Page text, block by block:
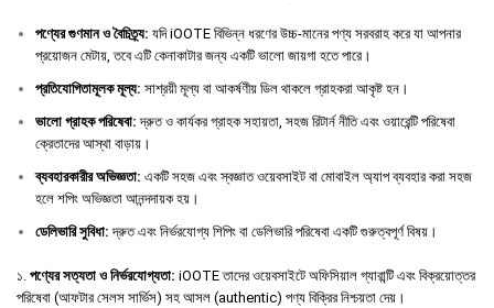
পণ্যের গুণমান ও বৈচিত্র্য: যদি iOOTE বিভিন্ন ধরণের উচ্চ-মানের পণ্য সরবরাহ করে যা আপনার
প্রয়োজন মেটায়, তবে এটি কেনাকাটার জন্য একটি ভালো জায়গা হতে পারে।
প্রতিযোগিতামূলক মূল্য: সাশ্রয়ী মূল্য বা আকর্ষণীয় ডিল থাকলে গ্রাহকরা আকৃষ্ট হন।
ভালো গ্রাহক পরিষেবা: দ্রুত ও কার্যকর গ্রাহক সহায়তা, সহজ রিটার্ন নীতি এবং ওয়ারেন্টি পরিষেবা
ক্রেতাদের আস্থা বাড়ায়।
ব্যবহারকারীর অভিজ্ঞতা: একটি সহজ এবং স্বজ্ঞাত ওয়েবসাইট বা মোবাইল অ্যাপ ব্যবহার করা সহজ
হলে শপিং অভিজ্ঞতা আনন্দদায়ক হয়।
ডেলিভারি সুবিধা: দ্রুত এবং নির্ভরযোগ্য শিপিং বা ডেলিভারি পরিষেবা একটি গুরুত্বপূর্ণ বিষয়।
১. পণ্যের সত্যতা ও নির্ভরযোগ্যতা: iOOTE তাদের ওয়েবসাইটে অফিসিয়াল গ্যারান্টি এবং বিক্রয়োত্তর
পরিষেবা (আফটার সেলস সার্ভিস) সহ আসল (authentic) পণ্য বিক্রির নিশ্চয়তা দেয়।